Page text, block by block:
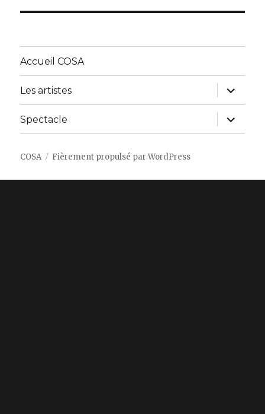
Accueil COSA
Les artistes
ouvrir
le
sous-
menu
Spectacle
ouvrir
le
sous-
COSA Fièrement propulsé par WordPress